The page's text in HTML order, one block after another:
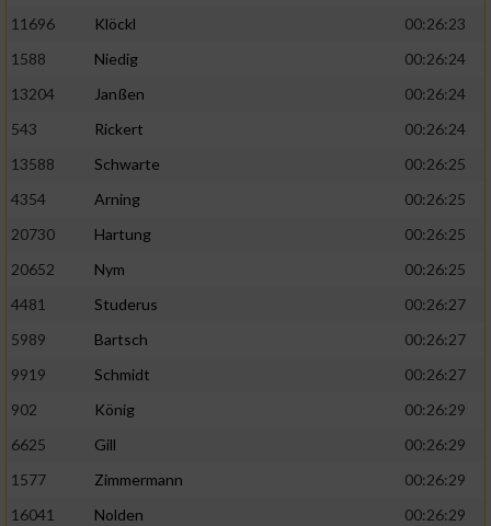
11696
Klöckl
00:26:23
1588
Niedig
00:26:24
13204
Janßen
00:26:24
543
Rickert
00:26:24
13588
Schwarte
00:26:25
4354
Arning
00:26:25
20730
Hartung
00:26:25
20652
Nym
00:26:25
4481
Studerus
00:26:27
5989
Bartsch
00:26:27
9919
Schmidt
00:26:27
902
König
00:26:29
6625
Gill
00:26:29
1577
Zimmermann
00:26:29
16041
Nolden
00:26:29